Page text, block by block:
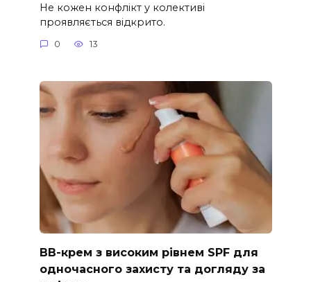
Не кожен конфлікт у колективі
проявляється відкрито.
0 13
ВВ-крем з високим рівнем SPF для
одночасного захисту та догляду за